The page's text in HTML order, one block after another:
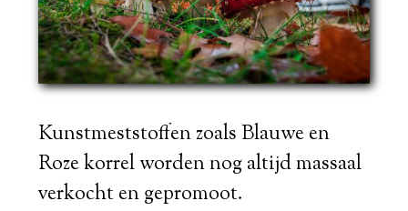
Kunstmeststoffen zoals Blauwe en
Roze korrel worden nog altijd massaal
verkocht en gepromoot.